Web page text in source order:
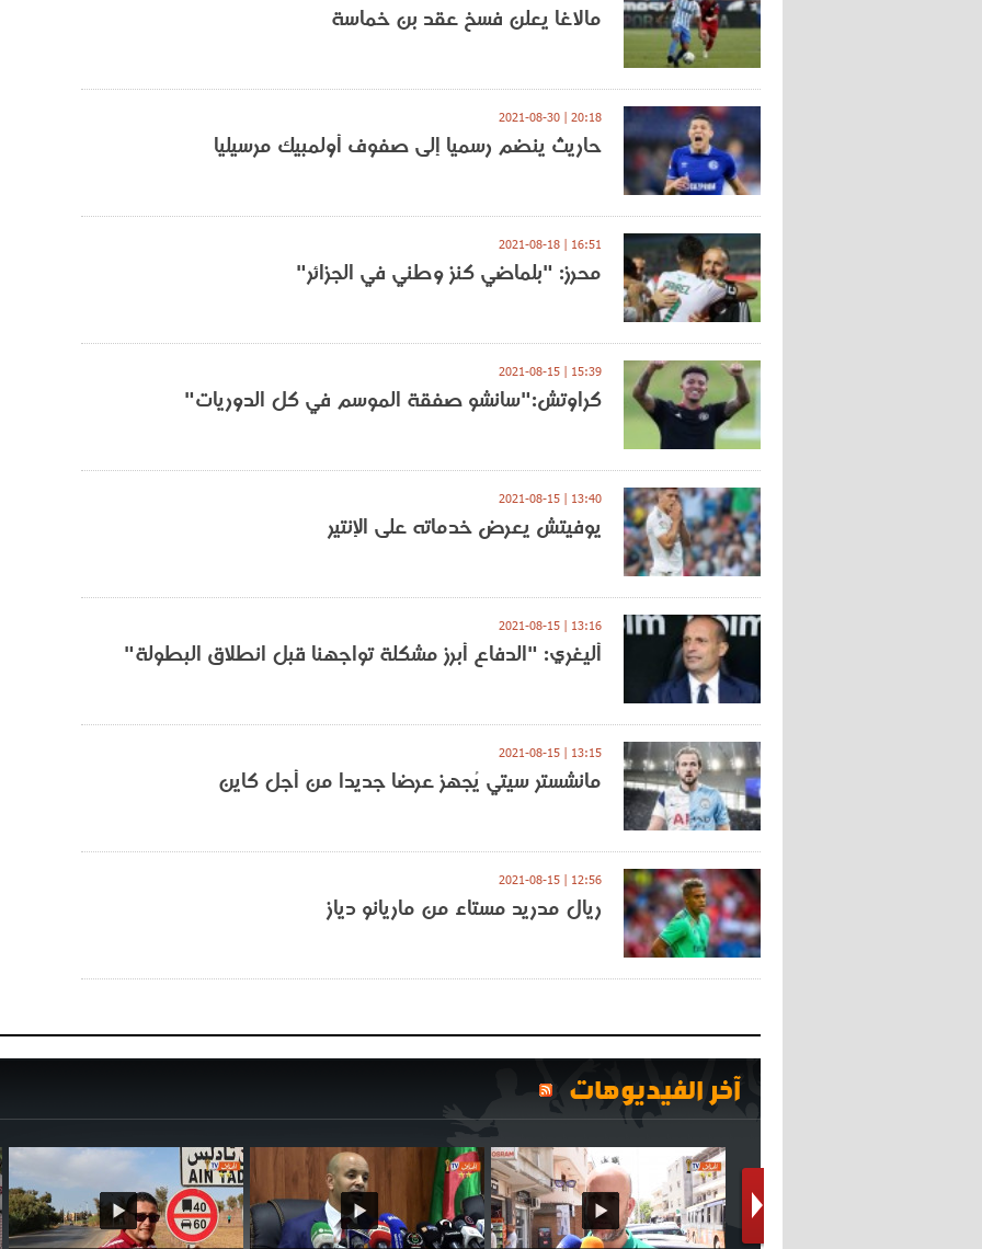
مالاغا يعلن فسخ عقد بن خماسة
20:18 | 2021-08-30
حاريث ينضم رسميا إلى صفوف أولمبيك مرسيليا
16:51 | 2021-08-18
محرز: "بلماضي كنز وطني في الجزائر"
15:39 | 2021-08-15
كراوتش:"سانشو صفقة الموسم في كل الدوريات"
13:40 | 2021-08-15
يوفيتش يعرض خدماته على الإنتير
13:16 | 2021-08-15
أليغري: "الدفاع أبرز مشكلة تواجهنا قبل انطلاق البطولة"
13:15 | 2021-08-15
مانشستر سيتي يُجهز عرضا جديدا من أجل كاين
12:56 | 2021-08-15
ريال مدريد مستاء من ماريانو دياز
آخر الفيديوهات